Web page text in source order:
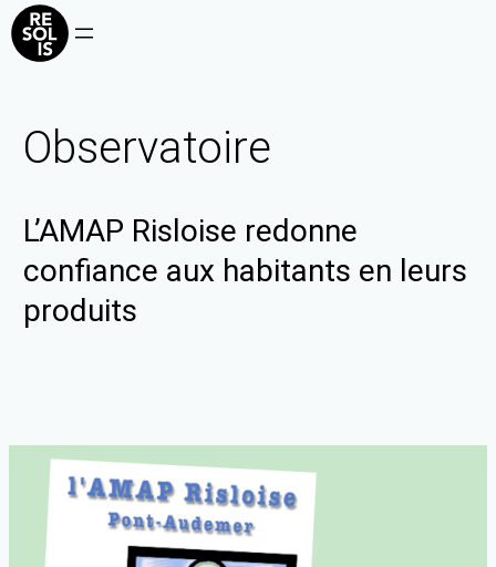
Observatoire
L’AMAP Risloise redonne
confiance aux habitants en leurs
produits